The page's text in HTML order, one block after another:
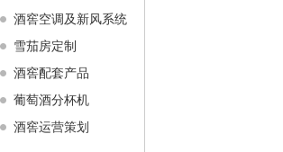
酒窖空调及新风系统
雪茄房定制
酒窖配套产品
葡萄酒分杯机
酒窖运营策划